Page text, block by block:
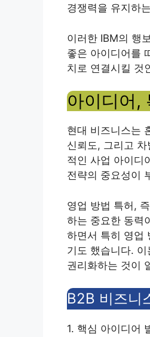
경쟁력을 유지하
이러한 IBM의 행
좋은 아이디어를
치로 연결시킬 것
아이디어,
현대 비즈니스는
신뢰도, 그리고
적인 사업 아이디
전략의 중요성이
영업 방법 특허,
하는 중요한 동력
하면서 특히 영업
기도 했습니다.
권리화하는 것이
B2B 비즈니
1. 핵심 아이디어